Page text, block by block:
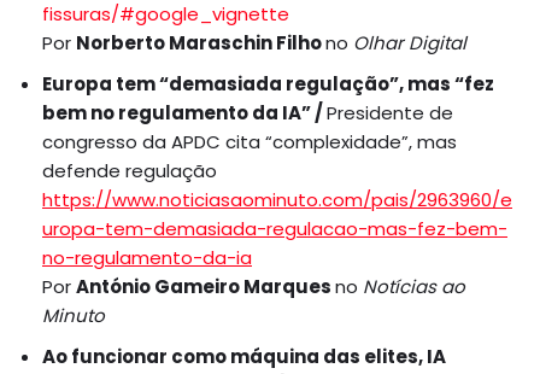
fissuras/#google_vignette
Por Norberto Maraschin Filhono Olhar Digital
Europa tem “demasiada regulação”, mas “fez
bem no regulamento da IA” /Presidente de
congresso da APDC cita “complexidade”, mas
defende regulação
https://www.noticiasaominuto.com/pais/2963960/e
uropa-tem-demasiada-regulacao-mas-fez-bem-
no-regulamento-da-ia
PorAntónio Gameiro Marquesno Notícias ao
Minuto
Ao funcionar como máquina das elites, IA